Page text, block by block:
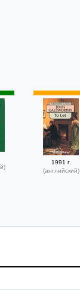
1991 г.
(английский)